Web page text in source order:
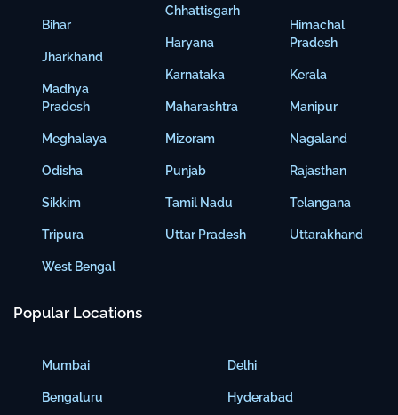
Bihar
Jharkhand
Madhya
Pradesh
Meghalaya
Odisha
Sikkim
Tripura
West Bengal
Chhattisgarh
Haryana
Karnataka
Maharashtra
Mizoram
Punjab
Tamil Nadu
Uttar Pradesh
Himachal
Pradesh
Kerala
Manipur
Nagaland
Rajasthan
Telangana
Uttarakhand
Popular Locations
Mumbai
Bengaluru
Delhi
Hyderabad